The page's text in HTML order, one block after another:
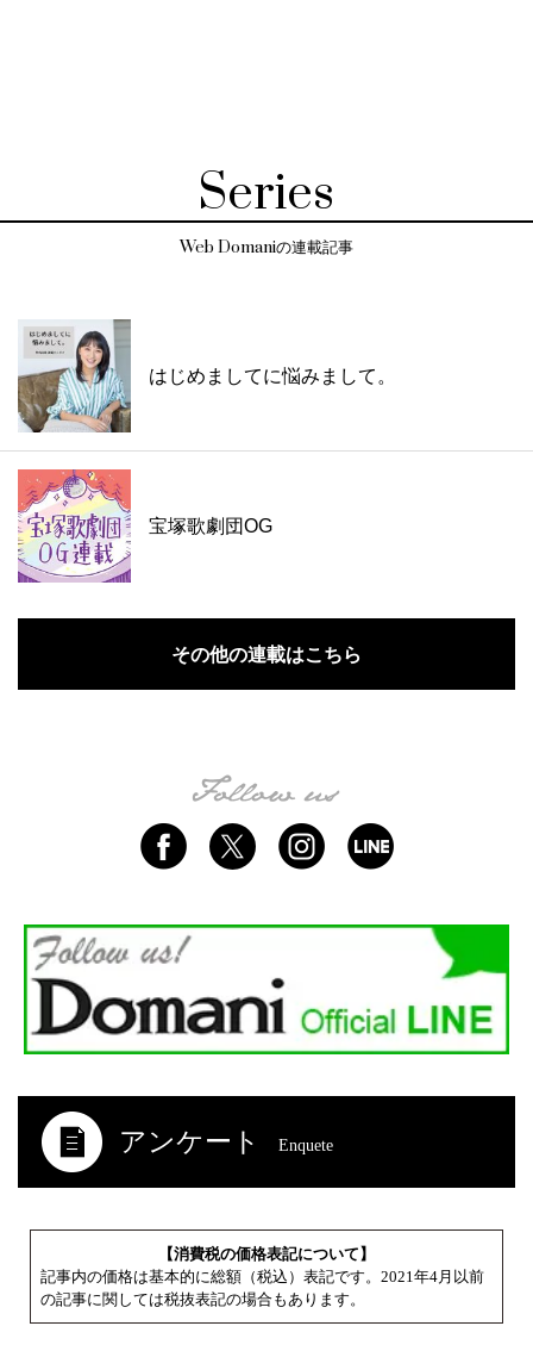
Series
Web Domaniの連載記事
はじめましてに悩みまして。
宝塚歌劇団OG
その他の連載はこちら
アンケート Enquete
【消費税の価格表記について】
記事内の価格は基本的に総額（税込）表記です。2021年4月以前
の記事に関しては税抜表記の場合もあります。